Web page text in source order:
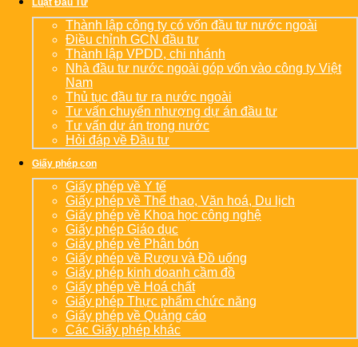
Luật Đầu Tư
Thành lập công ty có vốn đầu tư nước ngoài
Điều chỉnh GCN đầu tư
Thành lập VPDD, chi nhánh
Nhà đầu tư nước ngoài góp vốn vào công ty Việt
Nam
Thủ tục đầu tư ra nước ngoài
Tư vấn chuyển nhượng dự án đầu tư
Tư vấn dự án trong nước
Hỏi đáp về Đầu tư
Giấy phép con
Giấy phép về Y tế
Giấy phép về Thể thao, Văn hoá, Du lịch
Giấy phép về Khoa học công nghệ
Giấy phép Giáo dục
Giấy phép về Phân bón
Giấy phép về Rượu và Đồ uống
Giấy phép kinh doanh cầm đồ
Giấy phép về Hoá chất
Giấy phép Thực phẩm chức năng
Giấy phép về Quảng cáo
Các Giấy phép khác